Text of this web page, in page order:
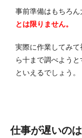
事前準備はもちろん
とは限りません。
実際に作業してみ
ら十まで調べよう
といえるでしょう。
仕事が遅いの